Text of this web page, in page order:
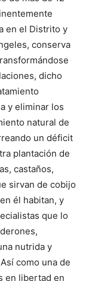
en el Distrito y
conserva
dicho
y eliminar los
natural de
un déficit
plantación de
castaños,
sirvan de cobijo
él habitan, y
que lo
nutrida y
como una de
en libertad en